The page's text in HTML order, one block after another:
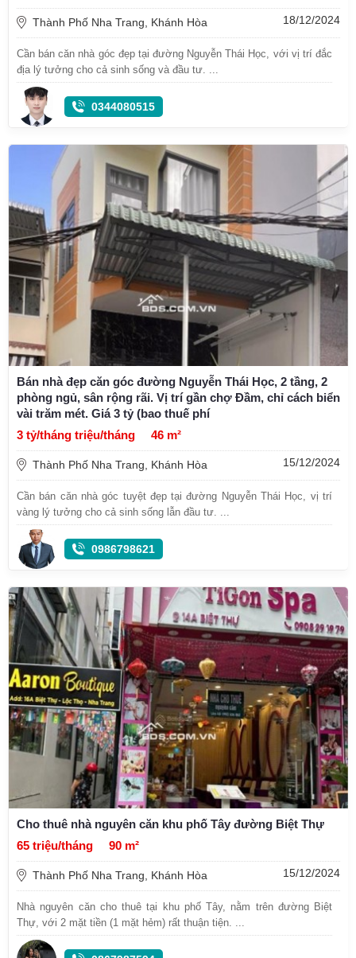
Thành Phố Nha Trang, Khánh Hòa 18/12/2024
Cần bán căn nhà góc đẹp tại đường Nguyễn Thái Học, với vị trí đắc
địa lý tưởng cho cả sinh sống và đầu tư. ...
0344080515
Bán nhà đẹp căn góc đường Nguyễn Thái Học, 2 tầng, 2
phòng ngủ, sân rộng rãi. Vị trí gần chợ Đầm, chỉ cách biển
vài trăm mét. Giá 3 tỷ (bao thuế phí
3 tỷ/tháng triệu/tháng
46 m²
Thành Phố Nha Trang, Khánh Hòa 15/12/2024
Cần bán căn nhà góc tuyệt đẹp tại đường Nguyễn Thái Học, vị trí
vàng lý tưởng cho cả sinh sống lẫn đầu tư. ...
0986798621
Cho thuê nhà nguyên căn khu phố Tây đường Biệt Thự
65 triệu/tháng
90 m²
Thành Phố Nha Trang, Khánh Hòa 15/12/2024
Nhà nguyên căn cho thuê tại khu phố Tây, nằm trên đường Biệt
Thự, với 2 mặt tiền (1 mặt hẻm) rất thuận tiện. ...